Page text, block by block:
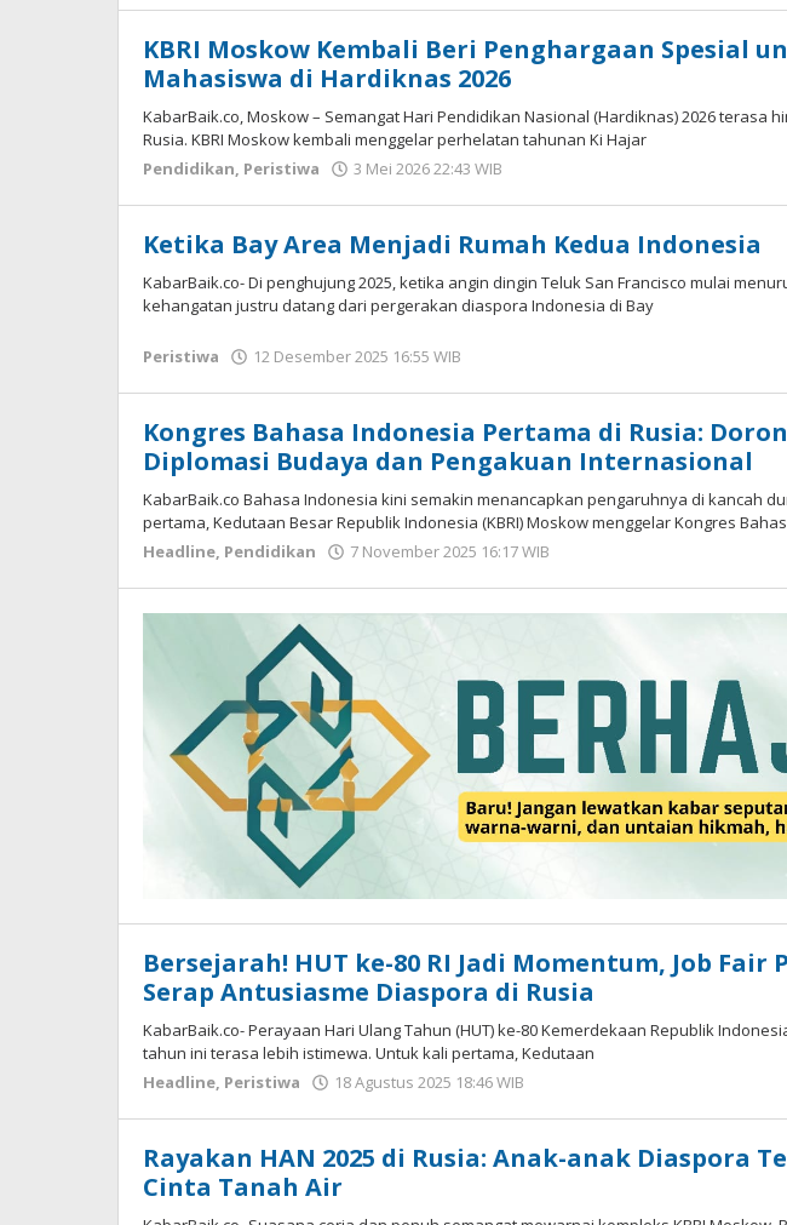
KBRI Moskow Kembali Beri Penghargaan Spesial
Mahasiswa di Hardiknas 2026
KabarBaik.co, Moskow – Semangat Hari Pendidikan Nasional (Hardiknas) 2026 terasa
Rusia. KBRI Moskow kembali menggelar perhelatan tahunan Ki Hajar
Pendidikan, Peristiwa 3 Mei 2026 22:43 WIB
Ketika Bay Area Menjadi Rumah Kedua Indonesia
KabarBaik.co- Di penghujung 2025, ketika angin dingin Teluk San Francisco mulai
kehangatan justru datang dari pergerakan diaspora Indonesia di Bay
Peristiwa 12 Desember 2025 16:55 WIB
Kongres Bahasa Indonesia Pertama di Rusia:
Diplomasi Budaya dan Pengakuan Internasional
KabarBaik.co Bahasa Indonesia kini semakin menancapkan pengaruhnya di kancah
pertama, Kedutaan Besar Republik Indonesia (KBRI) Moskow menggelar Kongres
Headline, Pendidikan 7 November 2025 16:17 WIB
Bersejarah! HUT ke-80 RI Jadi Momentum, Job Fair
Serap Antusiasme Diaspora di Rusia
KabarBaik.co- Perayaan Hari Ulang Tahun (HUT) ke-80 Kemerdekaan Republik
tahun ini terasa lebih istimewa. Untuk kali pertama, Kedutaan
Headline, Peristiwa 18 Agustus 2025 18:46 WIB
Rayakan HAN 2025 di Rusia: Anak-anak Diaspora
Cinta Tanah Air